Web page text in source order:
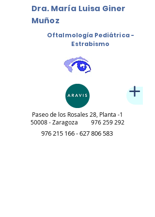
Paseo de los Rosales 28, Planta -1
50008- Zaragoza 976 259 292
Oftalmología Pediátrica -
Estrabismo
Dra. María Luisa Giner
Muñoz
976 215 166 - 627 806 583